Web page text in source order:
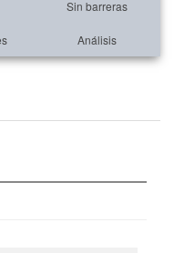
Sin barreras
Análisis